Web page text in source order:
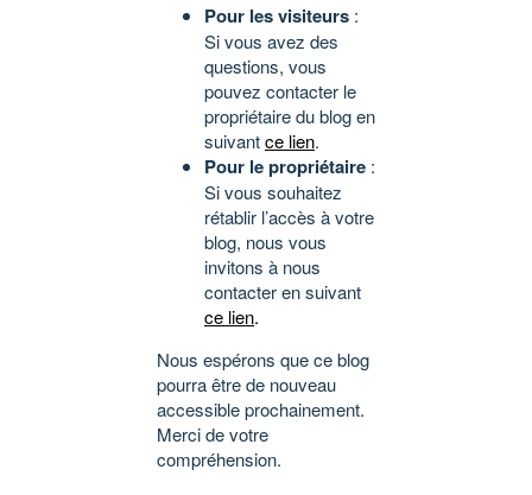
Pour les visiteurs :
Si vous avez des
questions, vous
pouvez contacter le
propriétaire du blog en
suivantce lien.
Pour le propriétaire :
Si vous souhaitez
rétablir l’accès à votre
blog, nous vous
invitons à nous
contacter en suivant
ce lien.
Nous espérons que ce blog
pourra être de nouveau
accessible prochainement.
Merci de votre
compréhension.